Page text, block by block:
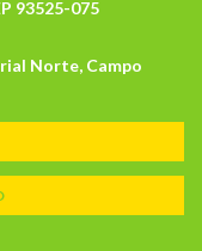
93525-075
Norte, Campo